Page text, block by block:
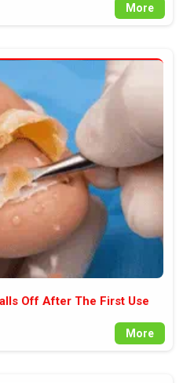
More
Off After The First Use
More